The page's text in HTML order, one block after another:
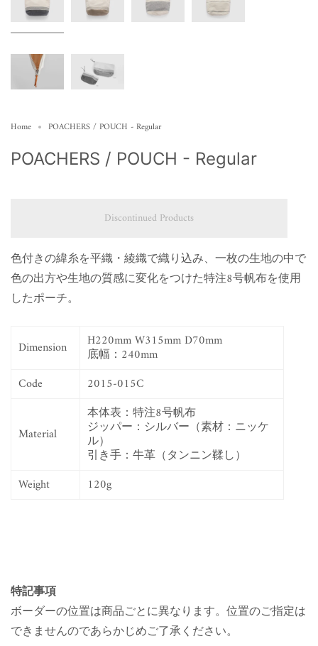
Home POACHERS / POUCH - Regular
POACHERS / POUCH - Regular
Discontinued Products
色付きの緯糸を平織・綾織で織り込み、一枚の生地の中で
色の出方や生地の質感に変化をつけた特注8号帆布を使用
したポーチ。
Dimension H220mm W315mm D70mm
底幅：240mm
Code
2015-015C
Material
本体表：特注8号帆布
ジッパー：シルバー（素材：ニッケ
ル）
引き手：牛革（タンニン鞣し）
Weight
120g
特記事項
ボーダーの位置は商品ごとに異なります。位置のご指定は
できませんのであらかじめご了承ください。